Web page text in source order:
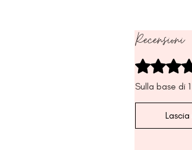
Recensioni
Valutazione 5
Sulla base di